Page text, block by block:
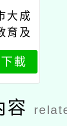
大成
育及
心辦
4月
習課
容
載
容